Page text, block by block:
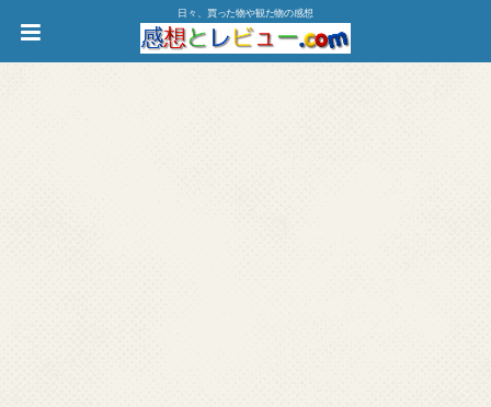
日々、買った物や観た物の感想